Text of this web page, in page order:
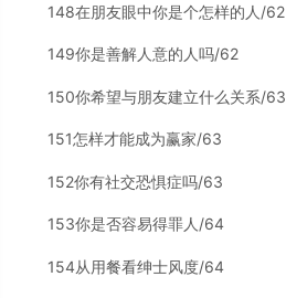
148在朋友眼中你是个怎样的人/62
149你是善解人意的人吗/62
150你希望与朋友建立什么关系/63
151怎样才能成为赢家/63
152你有社交恐惧症吗/63
153你是否容易得罪人/64
154从用餐看绅士风度/64